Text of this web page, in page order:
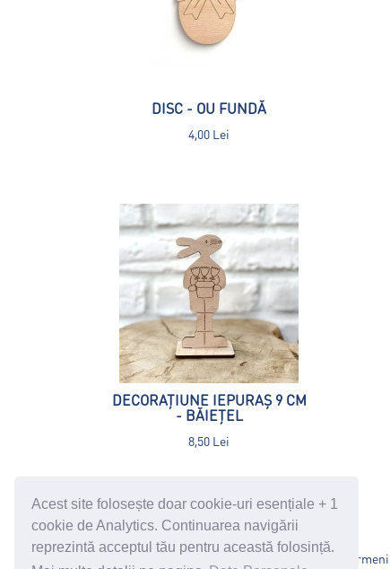
Acest site folosește doar cookie-uri esențiale + 1
cookie de Analytics. Continuarea navigării
reprezintă acceptul tău pentru această folosință.
DISC - OU FUNDĂ
4,00 Lei
DECORAȚIUNE IEPURAȘ 9 CM
- BĂIEȚEL
8,50 Lei
Politică Date Personale